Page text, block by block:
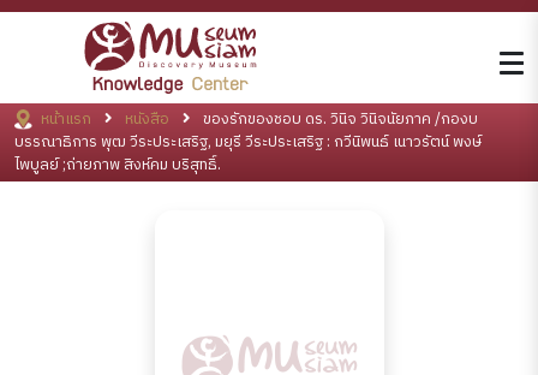
หน้าแรก หนังสือ
ของรักของชอบ ดร. วินิจ วินิจนัยภาค /กองบ
บรรณาธิการ พุฒ วีระประเสริฐ, มยุรี วีระประเสริฐ : กวีนิพนธ์ เนาวรัตน์ พงษ์
ไพบูลย์ ;ถ่ายภาพ สิงห์คม บริสุทธิ์.